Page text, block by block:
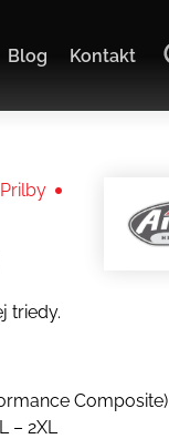
Blog Kontakt
Prilby
triedy.
Composite)
– 2XL